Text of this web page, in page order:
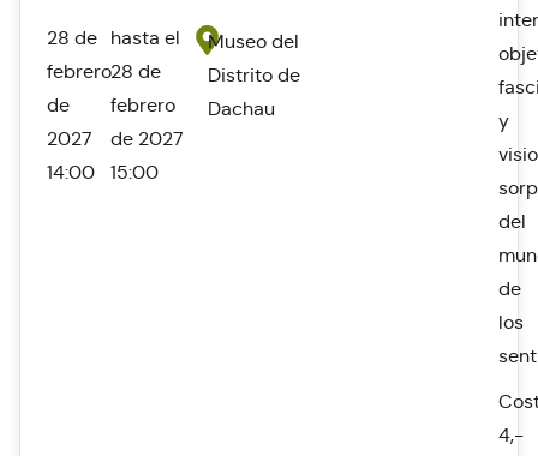
28 de
febrero
de
2027
14:00
hasta el
28 de
febrero
de 2027
15:00
Museo del
Distrito de
Dachau
y
del
de
los
4,-